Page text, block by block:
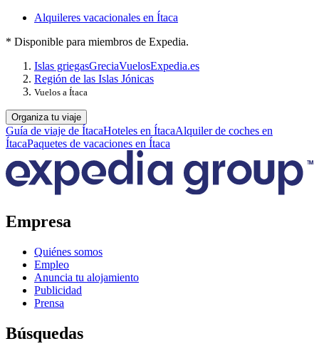
Alquileres vacacionales en Ítaca
* Disponible para miembros de Expedia.
Islas griegasGreciaVuelosExpedia.es
Región de las Islas Jónicas
Vuelos a Ítaca
Organiza tu viaje
Guía de viaje de ÍtacaHoteles en ÍtacaAlquiler de coches en
ÍtacaPaquetes de vacaciones en Ítaca
Empresa
Quiénes somos
Empleo
Anuncia tu alojamiento
Publicidad
Prensa
Búsquedas